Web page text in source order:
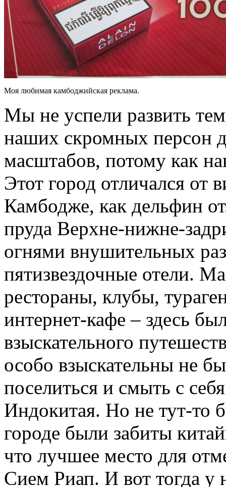
Моя любимая камбоджийская реклама.
Мы не успели развить
наших скромных персон
масштабов, потому как
Этот город отличался от
Камбодже, как дельфин
пруда Верхне-нижне-
огнями внушительных
пятизвездочные отели.
рестораны, клубы,
интернет-кафе – здесь
взыскательного
особо взыскательны не
поселиться и смыть с
Индокитая. Но не тут-то
городе были забиты
что лучшее место для
Сием Риап. И вот тогда у